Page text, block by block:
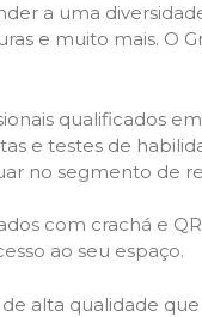
a uma
e muito mais. O
qualificados
e testes de
no segmento de
com crachá e
ao seu espaço.
alta qualidade